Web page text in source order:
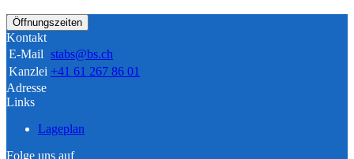
Öffnungszeiten
Kontakt
E-Mail stabs@bs.ch
Kanzlei +41 61 267 86 01
Adresse
Links
Lageplan
Folge uns auf